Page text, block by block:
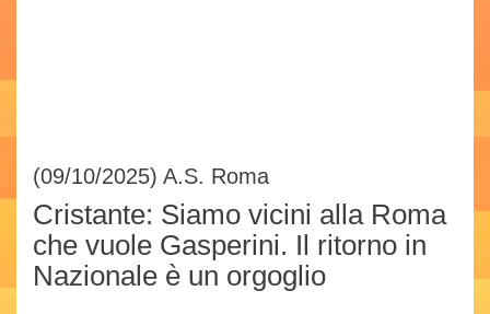
(09/10/2025) A.S. Roma
Cristante: Siamo vicini alla Roma
che vuole Gasperini. Il ritorno in
Nazionale è un orgoglio